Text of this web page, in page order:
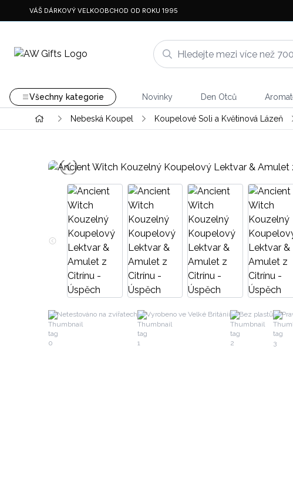
VÁŠ DÁRKOVÝ VELKOOBCHOD OD ROKU 1995
Všechny kategorie Novinky Den Otců
Nebeská Koupel Koupelové Soli a Květinová Lázeň
Netestováno na zvířatech Vyrobeno ve Velké Británii Bez plastů